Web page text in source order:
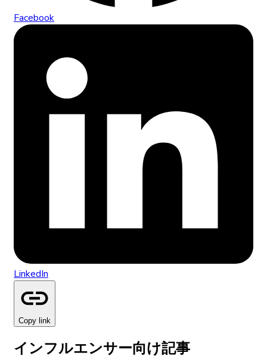
Facebook
LinkedIn
Copy link
インフルエンサー向け記事